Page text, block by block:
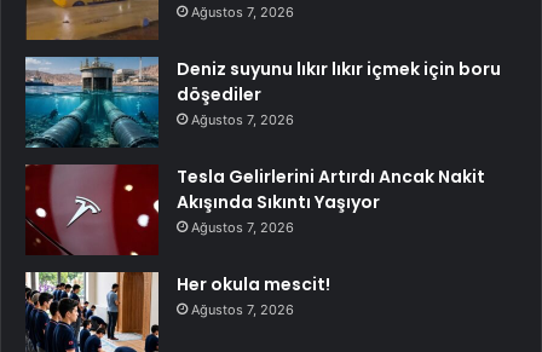
Ağustos 7, 2026
Deniz suyunu lıkır lıkır içmek için boru
döşediler
Ağustos 7, 2026
Tesla Gelirlerini Artırdı Ancak Nakit
Akışında Sıkıntı Yaşıyor
Ağustos 7, 2026
Her okula mescit!
Ağustos 7, 2026